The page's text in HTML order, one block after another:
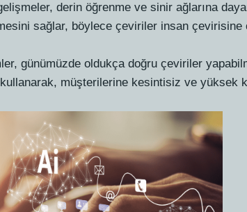
derin öğrenme ve sinir ağlarına
sağlar, böylece çeviriler insan
günümüzde oldukça doğru çeviriler
müşterilerine kesintisiz ve yüksek